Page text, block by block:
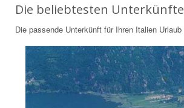
Die beliebtesten Unterkünfte
Die passende Unterkünft für Ihren Italien Urlaub